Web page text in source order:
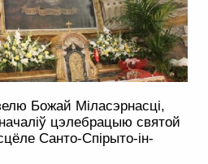
Божай Міласэрнасці,
цэлебрацыю святой
Санто-Спірыто-ін-